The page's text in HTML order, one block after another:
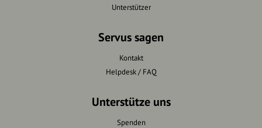
Unterstützer
Servus sagen
Kontakt
Helpdesk / FAQ
Unterstütze uns
Spenden